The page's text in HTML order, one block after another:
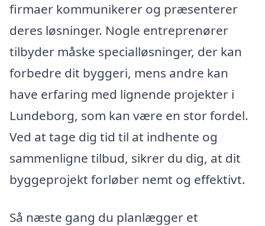
firmaer kommunikerer og præsenterer
deres løsninger. Nogle entreprenører
tilbyder måske specialløsninger, der kan
forbedre dit byggeri, mens andre kan
have erfaring med lignende projekter i
Lundeborg, som kan være en stor fordel.
Ved at tage dig tid til at indhente og
sammenligne tilbud, sikrer du dig, at dit
byggeprojekt forløber nemt og effektivt.
Så næste gang du planlægger et